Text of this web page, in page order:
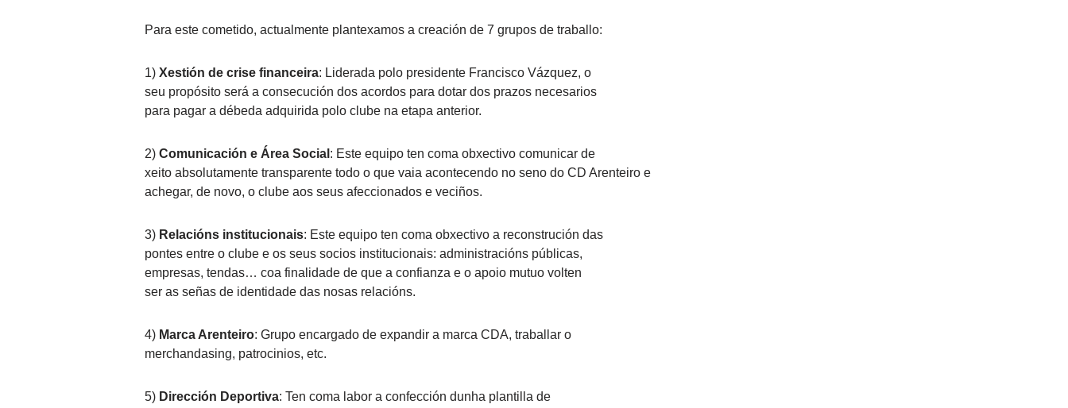
Para este cometido, actualmente plantexamos a creación de 7 grupos de traballo:
1) Xestión de crise financeira: Liderada polo presidente Francisco Vázquez, o
seu propósito será a consecución dos acordos para dotar dos prazos necesarios
para pagar a débeda adquirida polo clube na etapa anterior.
2) Comunicación e Área Social : Este equipo ten coma obxectivo comunicar de
xeito absolutamente transparente todo o que vaia acontecendo no seno do CD Arenteiro e
achegar, de novo, o clube aos seus afeccionados e veciños.
3) Relacións institucionais: Este equipo ten coma obxectivo a reconstrución das
pontes entre o clube e os seus socios institucionais: administracións públicas,
empresas, tendas… coa finalidade de que a confianza e o apoio mutuo volten
ser as señas de identidade das nosas relacións.
4) Marca Arenteiro: Grupo encargado de expandir a marca CDA, traballar o
merchandasing, patrocinios, etc.
5) Dirección Deportiva: Ten coma labor a confección dunha plantilla de